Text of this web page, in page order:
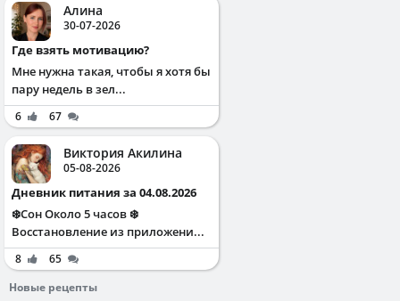
Алина
30-07-2026
Где взять мотивацию?
Мне нужна такая, чтобы я хотя бы
пару недель в зел...
6 67
Виктория Акилина
05-08-2026
Дневник питания за 04.08.2026
❄️Сон Около 5 часов ❄️
Восстановление из приложени...
8
65
Новые рецепты